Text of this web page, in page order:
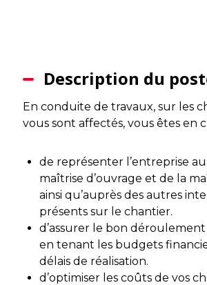
Description du
En conduite de travaux, sur les
vous sont affectés, vous êtes en
de représenter l’entreprise
maîtrise d’ouvrage et de la
ainsi qu’auprès des autres
présents sur le chantier.
d’assurer le bon
en tenant les budgets
délais de réalisation.
d’optimiser les coûts de vos